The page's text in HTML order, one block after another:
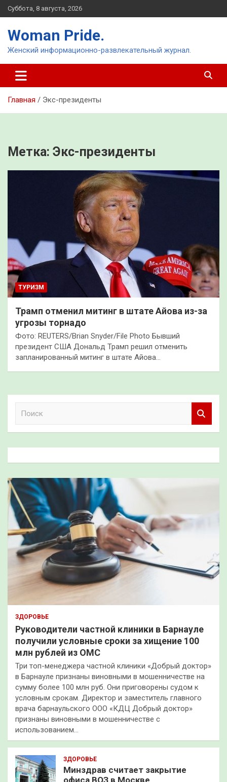
Перейти
к
Суббота, 8 августа, 2026
Woman Pride.
Женский информационно-развлекательный журнал.
Главная Экс-президенты
Метка: Экс-президенты
ТУРИЗМ
Трамп отменил митинг в штате Айова из-за
угрозы торнадо
Фото: REUTERS/Brian Snyder/File Photo Бывший
президент США Дональд Трамп решил отменить
запланированный митинг в штате Айова…
к
ЗДОРОВЬЕ
Руководители частной клиники в Барнауле
получили условные сроки за хищение 100
млн рублей из ОМС
Три топ-менеджера частной клиники «Добрый доктор»
в Барнауле признаны виновными в мошенничестве на
сумму более 100 млн руб. Они приговорены судом к
условным срокам. Директор и заместитель главного
врача барнаульского ООО «КДЦ Добрый доктор»
признаны виновными в мошенничестве с
использованием…
ЗДОРОВЬЕ
Минздрав считает закрытие
офиса ВОЗ в Москве